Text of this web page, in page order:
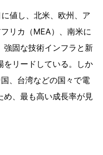
値し、北米、欧州、ア
リカ（MEA）、南米に
強固な技術インフラと新
をリードしている。しか
、台湾などの国々で電
め、最も高い成長率が見